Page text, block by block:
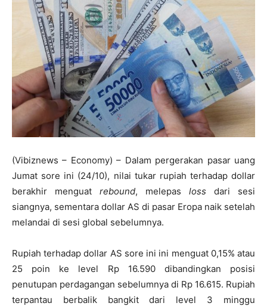
(Vibiznews – Economy) – Dalam pergerakan pasar uang
Jumat sore ini (24/10), nilai tukar rupiah terhadap dollar
berakhir menguat rebound, melepas loss dari sesi
siangnya, sementara dollar AS di pasar Eropa naik setelah
melandai di sesi global sebelumnya.
Rupiah terhadap dollar AS sore ini ini menguat 0,15% atau
25 poin ke level Rp 16.590 dibandingkan posisi
penutupan perdagangan sebelumnya di Rp 16.615. Rupiah
terpantau berbalik bangkit dari level 3 minggu